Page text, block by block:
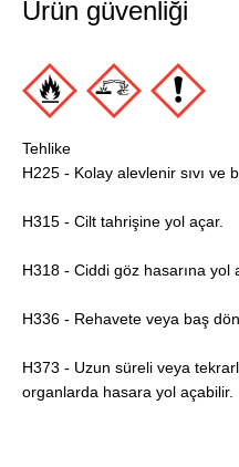
Ürün güvenliği
Tehlike
H225 - Kolay alevlenir sıvı ve
H315 - Cilt tahrişine yol açar.
H318 - Ciddi göz hasarına yol
H336 - Rehavete veya baş
H373 - Uzun süreli veya
organlarda hasara yol açabilir.